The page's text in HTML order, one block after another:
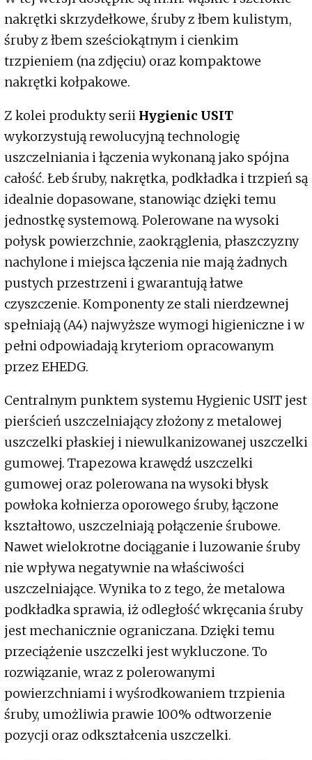
nakrętki skrzydełkowe, śruby z łbem kulistym,
śruby z łbem sześciokątnym i cienkim
trzpieniem (na zdjęciu) oraz kompaktowe
nakrętki kołpakowe.
Z kolei produkty serii Hygienic USIT
wykorzystują rewolucyjną technologię
uszczelniania i łączenia wykonaną jako spójna
całość. Łeb śruby, nakrętka, podkładka i trzpień są
idealnie dopasowane, stanowiąc dzięki temu
jednostkę systemową. Polerowane na wysoki
połysk powierzchnie, zaokrąglenia, płaszczyzny
nachylone i miejsca łączenia nie mają żadnych
pustych przestrzeni i gwarantują łatwe
czyszczenie. Komponenty ze stali nierdzewnej
spełniają (A4) najwyższe wymogi higieniczne i w
pełni odpowiadają kryteriom opracowanym
przez EHEDG.
Centralnym punktem systemu Hygienic USIT jest
pierścień uszczelniający złożony z metalowej
uszczelki płaskiej i niewulkanizowanej uszczelki
gumowej. Trapezowa krawędź uszczelki
gumowej oraz polerowana na wysoki błysk
powłoka kołnierza oporowego śruby, łączone
kształtowo, uszczelniają połączenie śrubowe.
Nawet wielokrotne dociąganie i luzowanie śruby
nie wpływa negatywnie na właściwości
uszczelniające. Wynika to z tego, że metalowa
podkładka sprawia, iż odległość wkręcania śruby
jest mechanicznie ograniczana. Dzięki temu
przeciążenie uszczelki jest wykluczone. To
rozwiązanie, wraz z polerowanymi
powierzchniami i wyśrodkowaniem trzpienia
śruby, umożliwia prawie 100% odtworzenie
pozycji oraz odkształcenia uszczelki.